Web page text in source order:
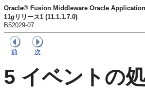
Oracle® Fusion Middleware Oracle Application
11g リリース1 (11.1.1.7.0)
B52029-07
前 次
5 イベントの